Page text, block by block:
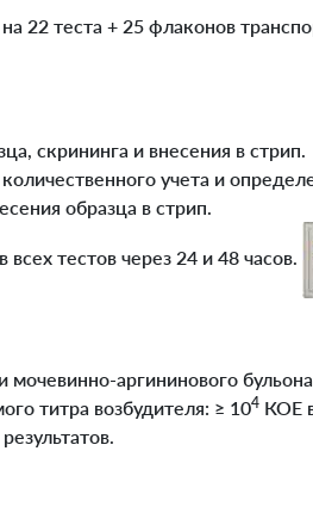
22 теста + 25 флаконов
скрининга и внесения в стрип.
учета и
образца в стрип.
тестов через 24 и 48 часов.
аргининового
титра возбудителя: ≥ 104 КОЕ